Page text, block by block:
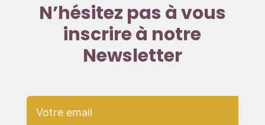
N’hésitez pas à vous
inscrire à notre
Newsletter